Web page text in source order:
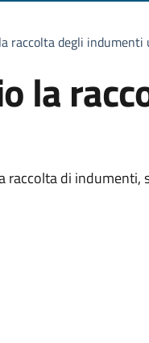
raccolta degli indumenti
la
di indumenti,